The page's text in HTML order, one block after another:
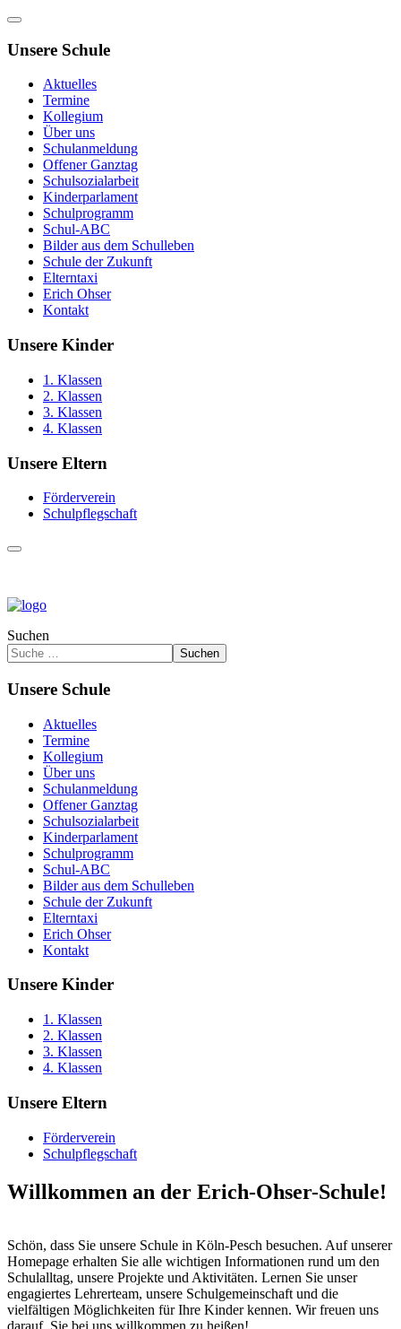
Unsere Schule
Aktuelles
Termine
Kollegium
Über uns
Schulanmeldung
Offener Ganztag
Schulsozialarbeit
Kinderparlament
Schulprogramm
Schul-ABC
Bilder aus dem Schulleben
Schule der Zukunft
Elterntaxi
Erich Ohser
Kontakt
Unsere Kinder
1. Klassen
2. Klassen
3. Klassen
4. Klassen
Unsere Eltern
Förderverein
Schulpflegschaft
Suchen
Suchen
Unsere Schule
Aktuelles
Termine
Kollegium
Über uns
Schulanmeldung
Offener Ganztag
Schulsozialarbeit
Kinderparlament
Schulprogramm
Schul-ABC
Bilder aus dem Schulleben
Schule der Zukunft
Elterntaxi
Erich Ohser
Kontakt
Unsere Kinder
1. Klassen
2. Klassen
3. Klassen
4. Klassen
Unsere Eltern
Förderverein
Schulpflegschaft
Willkommen an der Erich-Ohser-Schule!
Schön, dass Sie unsere Schule in Köln-Pesch besuchen. Auf unserer
Homepage erhalten Sie alle wichtigen Informationen rund um den
Schulalltag, unsere Projekte und Aktivitäten. Lernen Sie unser
engagiertes Lehrerteam, unsere Schulgemeinschaft und die
vielfältigen Möglichkeiten für Ihre Kinder kennen. Wir freuen uns